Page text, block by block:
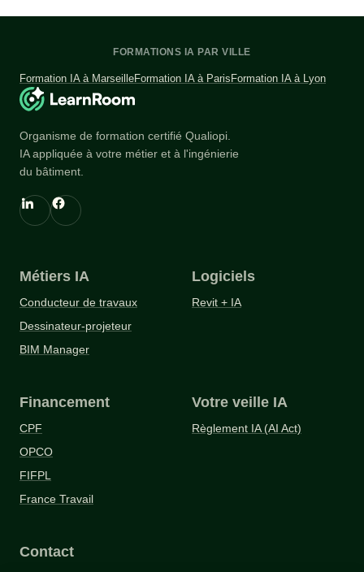
FORMATIONS IA PAR VILLE
Formation IA à MarseilleFormation IA à Paris Formation IA à Lyon
Organisme de formation certifié Qualiopi.
IA appliquée à votre métier et à l'ingénierie
du bâtiment.
Métiers IA
Conducteur de travaux
Dessinateur-projeteur
BIM Manager
Logiciels
Revit + IA
Financement
CPF
OPCO
FIFPL
France Travail
Votre veille IA
Règlement IA (AI Act)
Contact